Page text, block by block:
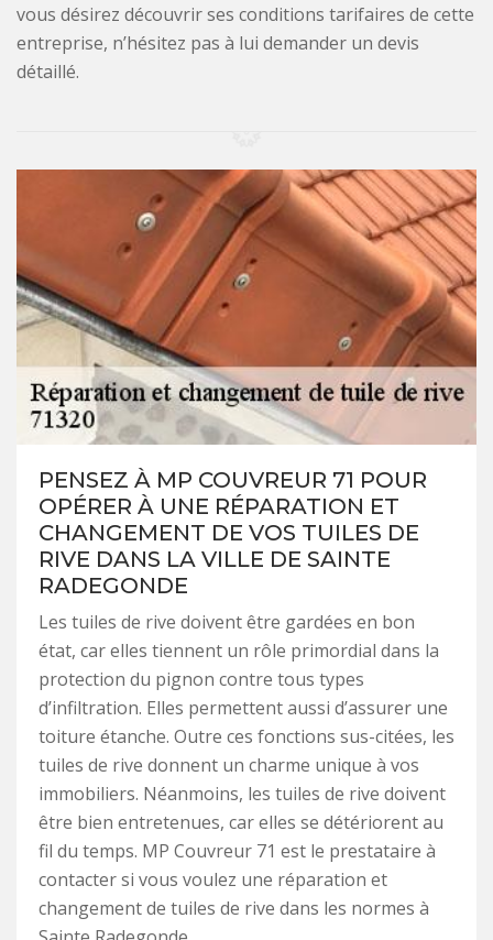
vous désirez découvrir ses conditions tarifaires de cette
entreprise, n’hésitez pas à lui demander un devis
détaillé.
PENSEZ À MP COUVREUR 71 POUR
OPÉRER À UNE RÉPARATION ET
CHANGEMENT DE VOS TUILES DE
RIVE DANS LA VILLE DE SAINTE
RADEGONDE
Les tuiles de rive doivent être gardées en bon
état, car elles tiennent un rôle primordial dans la
protection du pignon contre tous types
d’infiltration. Elles permettent aussi d’assurer une
toiture étanche. Outre ces fonctions sus-citées, les
tuiles de rive donnent un charme unique à vos
immobiliers. Néanmoins, les tuiles de rive doivent
être bien entretenues, car elles se détériorent au
fil du temps. MP Couvreur 71 est le prestataire à
contacter si vous voulez une réparation et
changement de tuiles de rive dans les normes à